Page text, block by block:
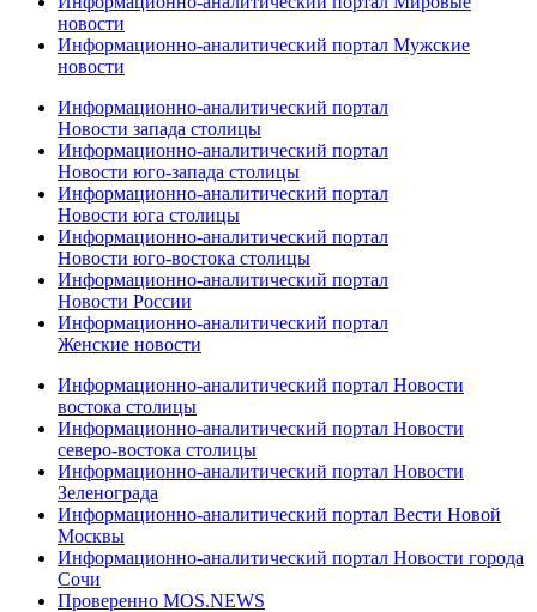
новости
Информационно-аналитический портал Мужские
новости
Информационно-аналитический портал
Новости запада столицы
Информационно-аналитический портал
Новости юго-запада столицы
Информационно-аналитический портал
Новости юга столицы
Информационно-аналитический портал
Новости юго-востока столицы
Информационно-аналитический портал
Новости России
Информационно-аналитический портал
Женские новости
Информационно-аналитический портал Новости
востока столицы
Информационно-аналитический портал Новости
северо-востока столицы
Информационно-аналитический портал Новости
Зеленограда
Информационно-аналитический портал Вести Новой
Москвы
Информационно-аналитический портал Новости города
Сочи
Проверенно MOS.NEWS